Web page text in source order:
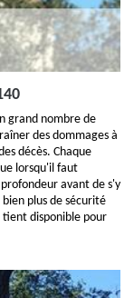
grand nombre de
des dommages à
décès. Chaque
lorsqu'il faut
avant de s'y
plus de sécurité
tient disponible pour